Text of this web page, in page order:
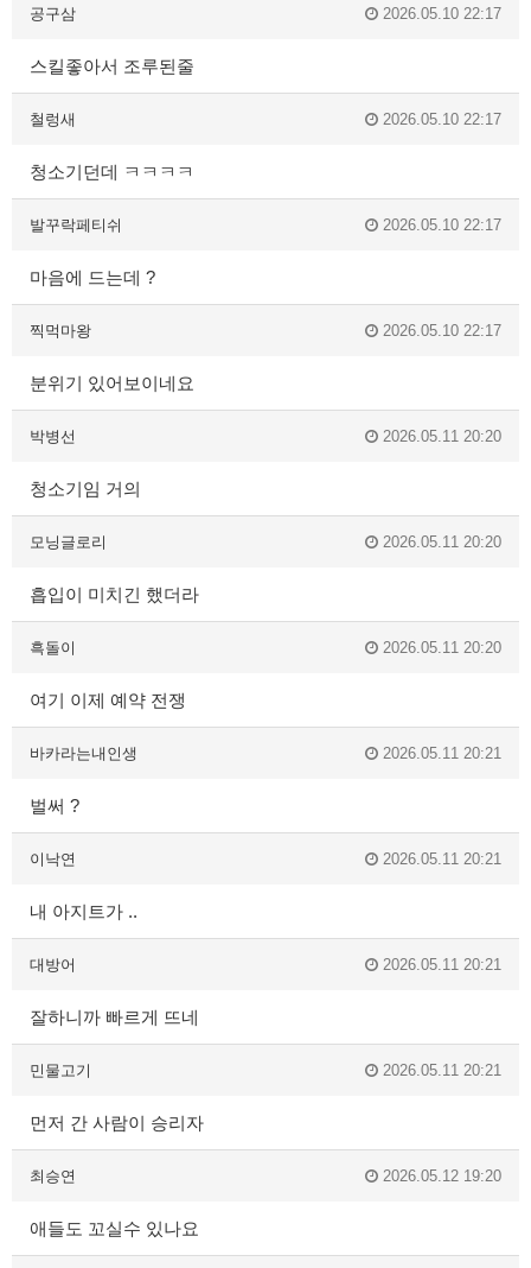
공구삼 2026.05.10 22:17
스킬좋아서 조루된줄
철렁새 2026.05.10 22:17
청소기던데 ㅋㅋㅋㅋ
발꾸락페티쉬 2026.05.10 22:17
마음에 드는데 ?
찍먹마왕 2026.05.10 22:17
분위기 있어보이네요
박병선 2026.05.11 20:20
청소기임 거의
모닝글로리 2026.05.11 20:20
흡입이 미치긴 했더라
흑돌이 2026.05.11 20:20
여기 이제 예약 전쟁
바카라는내인생 2026.05.11 20:21
벌써 ?
이낙연 2026.05.11 20:21
내 아지트가 ..
대방어 2026.05.11 20:21
잘하니까 빠르게 뜨네
민물고기 2026.05.11 20:21
먼저 간 사람이 승리자
최승연 2026.05.12 19:20
애들도 꼬실수 있나요